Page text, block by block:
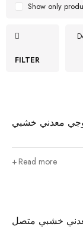
FILTER
Show only
معدني خشبي
Read more
خشبي متصل